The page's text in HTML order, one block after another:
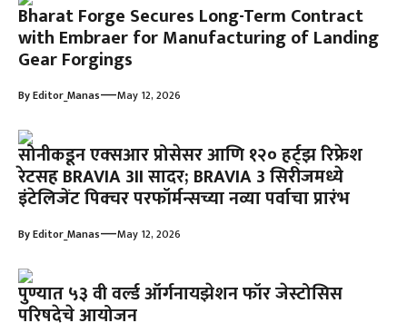
Bharat Forge Secures Long-Term Contract
with Embraer for Manufacturing of Landing
Gear Forgings
ByEditor_Manas—May 12, 2026
सोनीकडून एक्‍सआर प्रोसेसर आणि १२० हर्ट्झ रिफ्रेश
रेटसह BRAVIA 3II सादर; BRAVIA 3 सिरीजमध्ये
इंटेलिजेंट पिक्चर परफॉर्मन्सच्या नव्या पर्वाचा प्रारंभ
ByEditor_Manas—May 12, 2026
पुण्यात ५३ वी वर्ल्ड ऑर्गनायझेशन फॉर जेस्टोसिस
परिषदेचे आयोजन